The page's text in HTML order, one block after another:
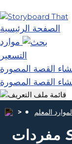
الصفحة الرئيسية
موارد
التسعير
القصة المصورة
القصة المصورة
المعلم